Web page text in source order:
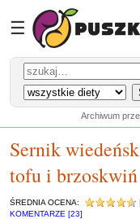
☰
Archiwum
Sernik
tofu i brzoskwiń
ŚREDNIA OCENA:
KOMENTARZE [23]